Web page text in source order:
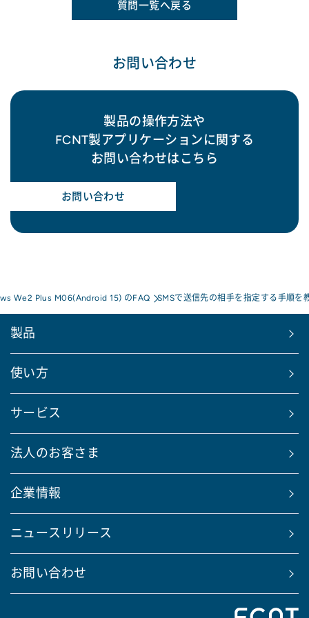
質問一覧へ戻る
お問い合わせ
製品の操作方法や
FCNT製アプリケーションに関する
お問い合わせはこちら
お問い合わせ
We2 Plus M06(Android 15) のFAQ SMSで送信先の相手を指定する手順を
製品
使い方
サービス
法人のお客さま
企業情報
ニュースリリース
お問い合わせ